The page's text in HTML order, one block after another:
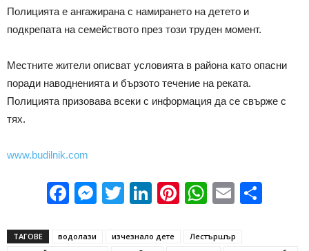
Полицията е ангажирана с намирането на детето и
подкрепата на семейството през този труден момент.
Местните жители описват условията в района като опасни
поради наводненията и бързото течение на реката.
Полицията призовава всеки с информация да се свърже с
тях.
www.budilnik.com
Facebook
Messenger
Twitter
LinkedIn
Pinterest
WhatsApp
Email
ТАГОВЕ водолази изчезнало дете
Лестършър